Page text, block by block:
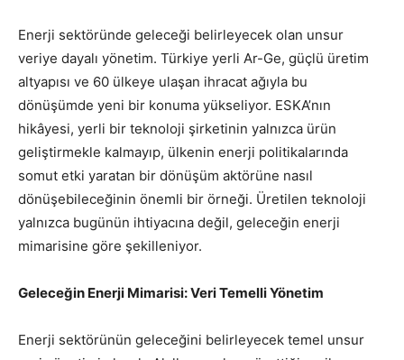
Enerji sektöründe geleceği belirleyecek olan unsur
veriye dayalı yönetim. Türkiye yerli Ar-Ge, güçlü üretim
altyapısı ve 60 ülkeye ulaşan ihracat ağıyla bu
dönüşümde yeni bir konuma yükseliyor. ESKA’nın
hikâyesi, yerli bir teknoloji şirketinin yalnızca ürün
geliştirmekle kalmayıp, ülkenin enerji politikalarında
somut etki yaratan bir dönüşüm aktörüne nasıl
dönüşebileceğinin önemli bir örneği. Üretilen teknoloji
yalnızca bugünün ihtiyacına değil, geleceğin enerji
mimarisine göre şekilleniyor.
Geleceğin Enerji Mimarisi: Veri Temelli Yönetim
Enerji sektörünün geleceğini belirleyecek temel unsur